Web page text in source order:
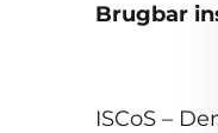
Brugbar
ISCoS –